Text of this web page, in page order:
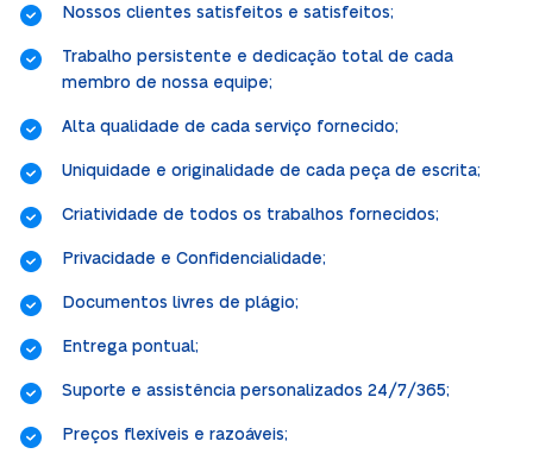
Nossos clientes satisfeitos e satisfeitos;
Trabalho persistente e dedicação total de cada
membro de nossa equipe;
Alta qualidade de cada serviço fornecido;
Uniquidade e originalidade de cada peça de escrita;
Criatividade de todos os trabalhos fornecidos;
Privacidade e Confidencialidade;
Documentos livres de plágio;
Entrega pontual;
Suporte e assistência personalizados 24/7/365;
Preços flexíveis e razoáveis;